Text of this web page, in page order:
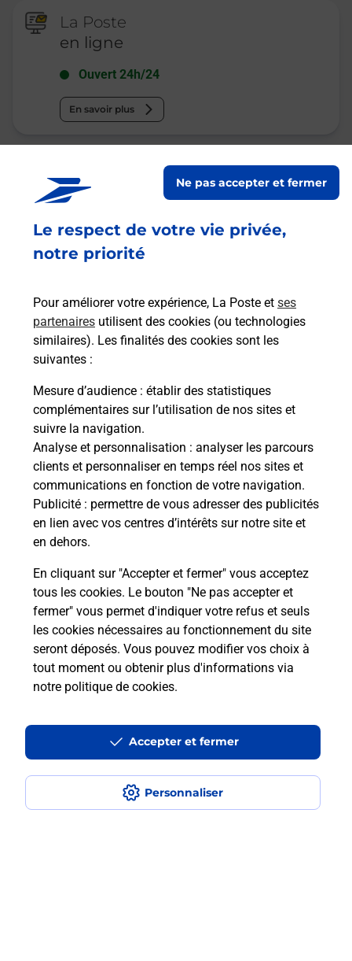
Le respect de votre vie privée,
notre priorité
Pour améliorer votre expérience, La Poste et ses
partenaires utilisent des cookies (ou technologies
similaires). Les finalités des cookies sont les
suivantes :
Mesure d’audience : établir des statistiques
complémentaires sur l’utilisation de nos sites et
suivre la navigation.
Analyse et personnalisation : analyser les parcours
clients et personnaliser en temps réel nos sites et
communications en fonction de votre navigation.
Publicité : permettre de vous adresser des publicités
en lien avec vos centres d’intérêts sur notre site et
en dehors.
En cliquant sur "Accepter et fermer" vous acceptez
tous les cookies. Le bouton "Ne pas accepter et
fermer" vous permet d'indiquer votre refus et seuls
les cookies nécessaires au fonctionnement du site
seront déposés. Vous pouvez modifier vos choix à
tout moment ou obtenir plus d'informations via
notre politique de cookies.
Personnaliser
Ne pas accepter et fermer
Accepter et fermer
La Poste
en ligne
Ouvert 24h/24
En savoir plus
Recherchez un autre point de contact
Questions fréquemment posées
Quel réseau utilise La Poste Mobile ?
Est-ce que je peux garder mon
numéro de mobile gratuitement ?
Est-ce que je peux bénéficier de la 5G
avec La Poste Mobile ?
Est-ce que je peux utiliser mon forfait
à l’étranger avec La Poste Mobile ?
Est-ce que je peux payer mon
smartphone Samsung en plusieurs
fois avec La Poste Mobile ?
Est-ce que je peux assurer mon
smartphone Samsung ?
Acheter un smartphone Samsung